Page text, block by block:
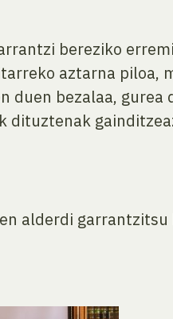
bereziko
aztarna piloa,
bezalaa,
alderdi